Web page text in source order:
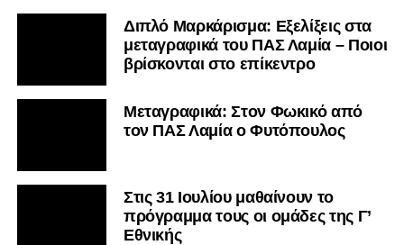
Διπλό Μαρκάρισμα: Εξελίξεις στα
μεταγραφικά του ΠΑΣ Λαμία – Ποιοι
βρίσκονται στο επίκεντρο
Μεταγραφικά: Στον Φωκικό από
τον ΠΑΣ Λαμία ο Φυτόπουλος
Στις 31 Ιουλίου μαθαίνουν το
πρόγραμμα τους οι ομάδες της Γ’
Εθνικής